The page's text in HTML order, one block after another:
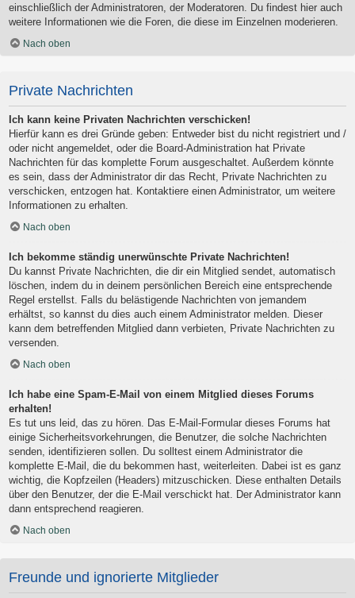
einschließlich der Administratoren, der Moderatoren. Du findest hier auch
weitere Informationen wie die Foren, die diese im Einzelnen moderieren.
Nach oben
Private Nachrichten
Ich kann keine Privaten Nachrichten verschicken!
Hierfür kann es drei Gründe geben: Entweder bist du nicht registriert und /
oder nicht angemeldet, oder die Board-Administration hat Private
Nachrichten für das komplette Forum ausgeschaltet. Außerdem könnte
es sein, dass der Administrator dir das Recht, Private Nachrichten zu
verschicken, entzogen hat. Kontaktiere einen Administrator, um weitere
Informationen zu erhalten.
Nach oben
Ich bekomme ständig unerwünschte Private Nachrichten!
Du kannst Private Nachrichten, die dir ein Mitglied sendet, automatisch
löschen, indem du in deinem persönlichen Bereich eine entsprechende
Regel erstellst. Falls du belästigende Nachrichten von jemandem
erhältst, so kannst du dies auch einem Administrator melden. Dieser
kann dem betreffenden Mitglied dann verbieten, Private Nachrichten zu
versenden.
Nach oben
Ich habe eine Spam-E-Mail von einem Mitglied dieses Forums
erhalten!
Es tut uns leid, das zu hören. Das E-Mail-Formular dieses Forums hat
einige Sicherheitsvorkehrungen, die Benutzer, die solche Nachrichten
senden, identifizieren sollen. Du solltest einem Administrator die
komplette E-Mail, die du bekommen hast, weiterleiten. Dabei ist es ganz
wichtig, die Kopfzeilen (Headers) mitzuschicken. Diese enthalten Details
über den Benutzer, der die E-Mail verschickt hat. Der Administrator kann
dann entsprechend reagieren.
Nach oben
Freunde und ignorierte Mitglieder